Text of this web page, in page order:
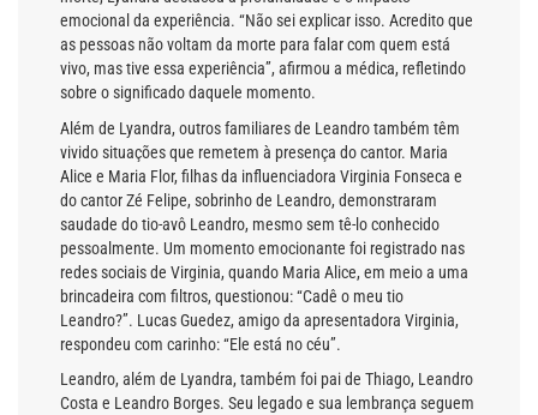
emocional da experiência. “Não sei explicar isso. Acredito que
as pessoas não voltam da morte para falar com quem está
vivo, mas tive essa experiência”, afirmou a médica, refletindo
sobre o significado daquele momento.
Além de Lyandra, outros familiares de Leandro também têm
vivido situações que remetem à presença do cantor. Maria
Alice e Maria Flor, filhas da influenciadora Virginia Fonseca e
do cantor Zé Felipe, sobrinho de Leandro, demonstraram
saudade do tio-avô Leandro, mesmo sem tê-lo conhecido
pessoalmente. Um momento emocionante foi registrado nas
redes sociais de Virginia, quando Maria Alice, em meio a uma
brincadeira com filtros, questionou: “Cadê o meu tio
Leandro?”. Lucas Guedez, amigo da apresentadora Virginia,
respondeu com carinho: “Ele está no céu”.
Leandro, além de Lyandra, também foi pai de Thiago, Leandro
Costa e Leandro Borges. Seu legado e sua lembrança seguem